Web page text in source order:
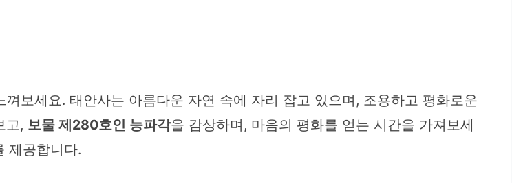
보세요. 태안사는 아름다운 자연 속에 자리 잡고 있으며, 조용하고 평화로운
고, 보물 제280호인 능파각을 감상하며, 마음의 평화를 얻는 시간을 가져보세
제공합니다.